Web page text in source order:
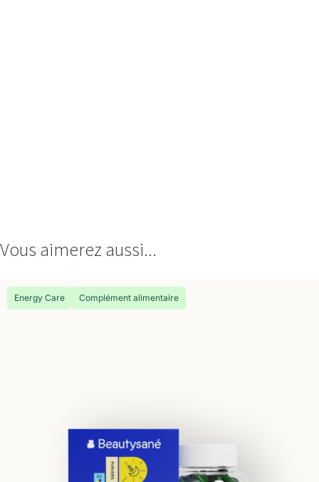
Vous aimerez aussi...
Energy Care Complément alimentaire